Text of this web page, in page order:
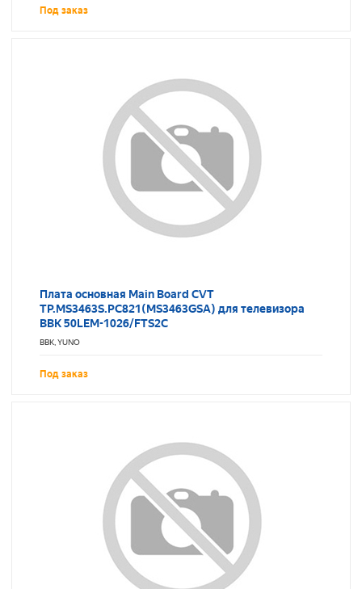
Под заказ
Плата основная Main Board CVT
TP.MS3463S.PC821(MS3463GSA) для телевизора
BBK 50LEM-1026/FTS2C
BBK, YUNO
Под заказ